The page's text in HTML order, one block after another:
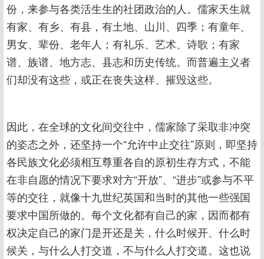
份，来参与各类活生生的社团政治的人。儒家天生就
有家、有乡、有县，有土地、山川、四季；有童年、
男女、辈份、老年人；有礼乐、艺术、诗歌；有家
谱、族谱、地方志、县志和历史传统。而普遍主义者
们却没有这些，或正在丧失这样、摧毁这些。
因此，在全球的文化间交往中，儒家除了采取非冲突
的姿态之外，还坚持一个“允许中止交往”原则，即坚持
各民族文化必须相互尊重各自的原初生存方式，不能
在非自愿的情况下要求对方“开放”、“进步”或参与不平
等的交往，就像十九世纪英国和当时的其他一些强国
要求中国所做的。每个文化都有自己的家，因而都有
权决定自己的家门是开还是关，什么时候开、什么时
候关，与什么人打交道，不与什么人打交道。这也说